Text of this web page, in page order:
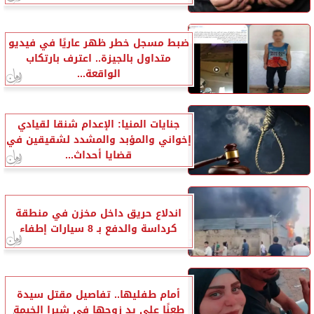
ضبط مسجل خطر ظهر عاريًا في فيديو
متداول بالجيزة.. اعترف بارتكاب
الواقعة...
جنايات المنيا: الإعدام شنقا لقيادي
إخواني والمؤبد والمشدد لشقيقين في
قضايا أحداث...
اندلاع حريق داخل مخزن في منطقة
كرداسة والدفع بـ 8 سيارات إطفاء
أمام طفليها.. تفاصيل مقتل سيدة
طعنًا على يد زوجها في شبرا الخيمة